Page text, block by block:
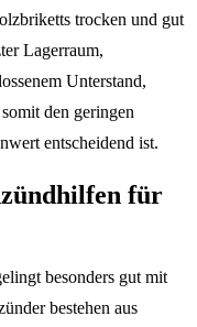
trocken und gut
Lagerraum,
Unterstand,
den geringen
entscheidend ist.
für
besonders gut mit
bestehen aus